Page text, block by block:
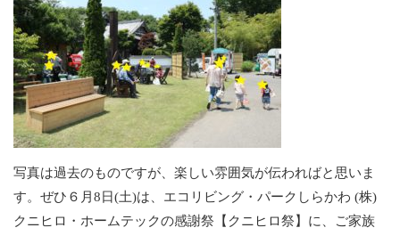
写真は過去のものですが、楽しい雰囲気が伝わればと思いま
す。ぜひ６月8日(土)は、エコリビング・パークしらかわ (株)
クニヒロ・ホームテックの感謝祭【クニヒロ祭】に、ご家族